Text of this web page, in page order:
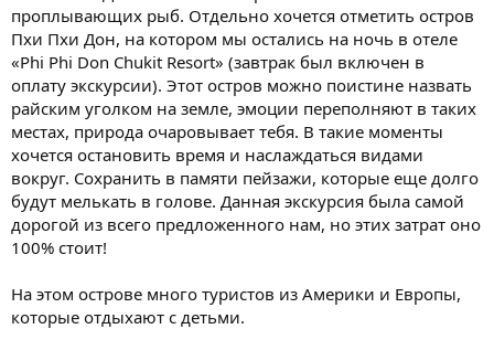
проплывающих рыб. Отдельно хочется отметить остров
Пхи Пхи Дон, на котором мы остались на ночь в отеле
«Phi Phi Don Chukit Resort» (завтрак был включен в
оплату экскурсии). Этот остров можно поистине назвать
райским уголком на земле, эмоции переполняют в таких
местах, природа очаровывает тебя. В такие моменты
хочется остановить время и наслаждаться видами
вокруг. Сохранить в памяти пейзажи, которые еще долго
будут мелькать в голове. Данная экскурсия была самой
дорогой из всего предложенного нам, но этих затрат оно
100% стоит!
На этом острове много туристов из Америки и Европы,
которые отдыхают с детьми.